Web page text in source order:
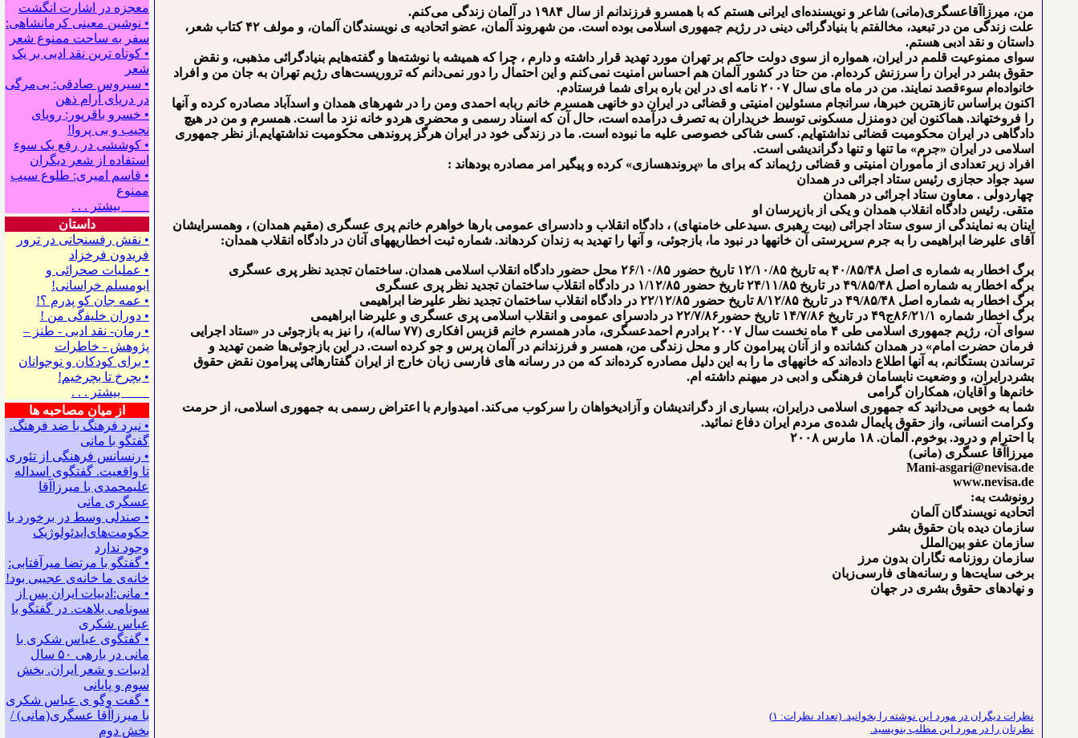
معجزه در اشارت انگشت
• نوشین معینی کرمانشاهی:
سفر به ساحت ممنوع شعر
• کوتاه ترین نقد ادبی بر یک
شعر
• سیروس صادقی: بی‌مرگی
در دریای آرام ذهن
• خسرو باقرپور: ﺭوﻳﺎﻯ
ﻧﺠﻴﺐ ﻭ ﺑﻰ ﭘﺮﻭﺍ!
• کوششی در رفع یک سوء
استفاده از شعر دیگران
• قاسم امیری: طلوع سیب
ممنوع
بیشتر . . .
داستان
• نقش رفسنجانی در ترور
فریدون فرخزاد
• عملیات صحرائی و
ابومسلم خراسانی!
• ﻋﻤﻪ ﺟﺎﻥ ﻛﻮ ﭘﺪﺭﻡ ؟!
• ﺩﻭﺭﺍﻥ ﺧﻠﻴﻔگی ﻣﻦ !
• رمان- نقد ادبی - طنز –
پژوهش - خاطرات
• ﺑﺮﺍﻯ ﻛﻮﺩﻛﺎﻥ ﻭ ﻧﻮﺟﻮﺍﻧﺎﻥ
• بچرخ تا بچرخیم!
بیشتر . . .
از میان مصاحبه ها
• نبرد فرهنگ با ضد فرهنگ.
گفتگو با ﻣﺎﻧﻰ
• رنسانس فرهنگی ‌از تئوری
‌تا واقعیت. گفتگوی اسداله
علیمحمدی با میرزاآقا
عسگری ‌مانی
• صندلی وسط در برخورد با
حکومت‌های‌ایدئولوژیک
وجود ندارد
• گفتگو با مرتضا میرآفتابی:
ﺧﺎﻧﻪﻯ ﻣﺎ ﺧﺎﻧﻪﻯ ﻋﺠﻴﺒﻰ ﺑﻮﺩ!
• مانی:ادبیات ایران پس از
سونامی بلاهت. در گفتگو با
عباس شکری
• گفتگوی عباس شکری با
مانی در باره‍ی ۵۰ سال
ادبیات و شعر ایران. بخش
سوم و پایانی
• گفت وگو ی عباس شکری
با میرزاآقا عسگری(مانی) /
بخش دوم
من، میرزاآقاعسگری(مانی) شاعر و نویسنده‌ای ایرانی هستم که با همسرو فرزندانم از سال ۱۹۸۴ در آلمان زندگی می‌کنم.
علت زندگی من در تبعید، مخالفتم با بنیادگرائی دینی در رژیم جمهوری اسلامی بوده است. من شهروند آلمان، عضو اتحادیه ی نویسندگان آلمان، و مولف ۴۲ کتاب شعر،
داستان و نقد ادبی هستم.
سوای ممنوعیت قلمم در ایران، همواره از سوی دولت حاکم بر تهران مورد تهدید قرار داشته‌ و دارم ، چرا که همیشه با نوشته‌ها و گفته‌هایم بنیادگرائی مذهبی، و نقض
حقوق بشر در ایران را سرزنش کرده‌ام. من حتا در کشور آلمان هم احساس امنیت نمی‌کنم و این احتمال را دور نمی‌دانم که تروریست‌های رژیم تهران به جان من و افراد
خانواده‌ام سوءقصد نمایند. من در ماه مای سال ۲۰۰۷ نامه ای در این باره برای شما فرستادم.
اکنون براساس تازه⁯ترین خبرها، سرانجام مسئولین امنیتی و قضائی در ایران دو خانه⁯ی همسرم خانم ربابه احمدی ومن را در شهرهای همدان و اسدآباد مصادره کرده و آنها
را فروخته⁯اند. هم⁯اکنون این دومنزل مسکونی توسط خریداران به تصرف درآمده است، حال آن که اسناد رسمی و محضری هردو خانه نزد ما است. همسرم و من در هیچ
دادگاهی در ایران محکومیت قضائی نداشته⁯ایم. کسی شاکی خصوصی علیه ما نبوده است. ما در زندگی خود در ایران هرگز پرونده⁯⁯ی محکومیت نداشته⁯ایم.از نظر جمهوری
اسلامی در ایران «جرم» ما تنها و تنها دگراندیشی است.
افراد زیر تعدادی از مأموران امنیتی و قضائی رژیم⁯اند که برای ما «پرونده⁯سازی» کرده و پیگیر امر مصادره بوده⁯اند :
سید جواد حجازی رئیس ستاد اجرائی در همدان
چهاردولی . معاون ستاد اجرائی در همدان
متقی. رئیس دادگاه انقلاب همدان و یکی از بازپرسان او
اینان به نمایندگی از سوی ستاد اجرائی (بیت رهبری .سیدعلی خامنه⁯ای) ، دادگاه انقلاب و دادسرای عمومی بارها خواهرم خانم پری عسگری (مقیم همدان) ، وهمسرایشان
آقای علیرضا ابراهیمی را به جرم سرپرستی آن خانه⁯ها در نبود ما، بازجوئی، و آنها را تهدید به زندان کرده⁯اند. شماره ثبت اخطاریه⁯های آنان در دادگاه انقلاب همدان:
برگ اخطار به شماره ی اصل ۴۰/۸۵/۴۸ به تاریخ ۱۲/۱۰/۸۵ تاریخ حضور ۲۶/۱۰/۸۵ محل حضور دادگاه انقلاب اسلامی همدان. ساختمان تجدید نظر پری عسگری
برگه اخطار به شماره اصل ۴۹/۸۵/۴۸ در تاریخ ۲۴/۱۱/۸۵ تاریخ حضور ۱/۱۲/۸۵ در دادگاه انقلاب ساختمان تجدید نظر پری عسگری
برگ اخطار به شماره اصل ۴۹/۸۵/۴۸ در تاریخ ۸/۱۲/۸۵ تاریخ حضور ۲۲/۱۲/۸۵ در دادگاه انقلاب ساختمان تجدید نظر علیرضا ابراهیمی
برگ اخطار شماره ۸۶/۲۱/۱ج۴۹ در تاریخ ۱۴/۷/۸۶ تاریخ حضور۲۲/۷/۸۶ در دادسرای عمومی و انقلاب اسلامی پری عسگری و علیرضا ابراهیمی
سوای آن، رژیم جمهوری اسلامی طی ۴ ماه نخست سال ۲۰۰۷ برادرم احمدعسگری، مادر همسرم خانم قزبس افکاری (۷۷ ساله)، را نیز به بازجوئی در «ستاد اجرایی
فرمان حضرت امام» در همدان کشانده و از آنان پیرامون کار و محل زندگی من، همسر و فرزندانم در آلمان پرس و جو کرده ‌است. در این بازجوئی‌ها ضمن تهدید و
ترساندن بستگانم، به آنها اطلاع داده‌اند که خانه⁯های ما را به این دلیل مصادره کرده‌اند که من در رسانه های فارسی زبان خارج از ایران گفتارهائی پیرامون نقض حقوق
بشردرایران، و وضعیت نابسامان فرهنگی و ادبی در میهنم داشته ام.
خانم‌ها و آقایان، همکاران گرامی
شما به خوبی می‌دانید که جمهوری اسلامی درایران، بسیاری از دگراندیشان و آزادیخواهان را سرکوب می‌کند. امیدوارم با اعتراض رسمی به جمهوری اسلامی، از حرمت
وکرامت انسانی، واز حقوق پایمال شده‌ی مردم ایران دفاع نمائید.
با احترام و درود. بوخوم. آلمان. ۱۸ مارس ۲۰۰۸
میرزاآقا عسگری (مانی)
Mani-asgari@nevisa.de
www.nevisa.de
رونوشت به:
اتحادیه نویسندگان آلمان
سازمان دیده بان حقوق بشر
سازمان عفو بین‌الملل
سازمان روزنامه نگاران بدون مرز
برخی سایت‌ها و رسانه‌های فارسی‌زبان
و نهادهای حقوق بشری در جهان
نظرات دیگران در مورد این نوشته را بخوانید. (تعداد نظرات: ۱)
نظرتان را در مورد این مطلب بنویسید.